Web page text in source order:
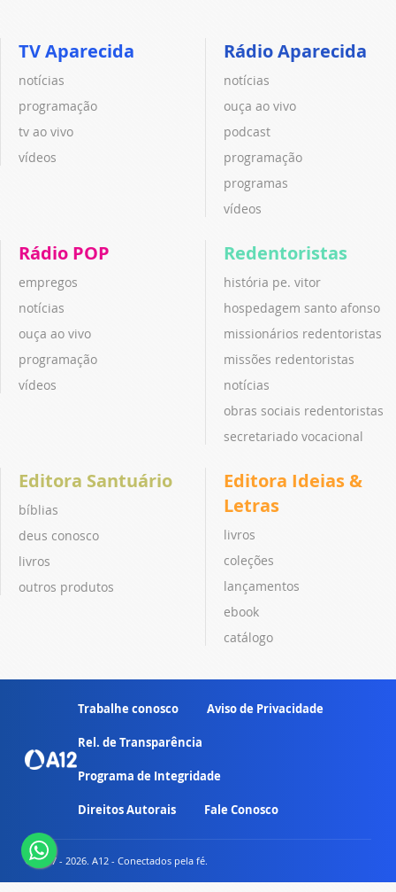
TV Aparecida
notícias
programação
tv ao vivo
vídeos
Rádio Aparecida
notícias
ouça ao vivo
podcast
programação
programas
vídeos
Rádio POP
empregos
notícias
ouça ao vivo
programação
vídeos
Redentoristas
história pe. vitor
hospedagem santo afonso
missionários redentoristas
missões redentoristas
notícias
obras sociais redentoristas
secretariado vocacional
Editora Santuário
bíblias
deus conosco
livros
outros produtos
Editora Ideias &
Letras
livros
coleções
lançamentos
ebook
catálogo
Trabalhe conosco Aviso de Privacidade
Rel. de Transparência
Programa de Integridade
Direitos Autorais Fale Conosco
© 2007 - 2026. A12 - Conectados pela fé.